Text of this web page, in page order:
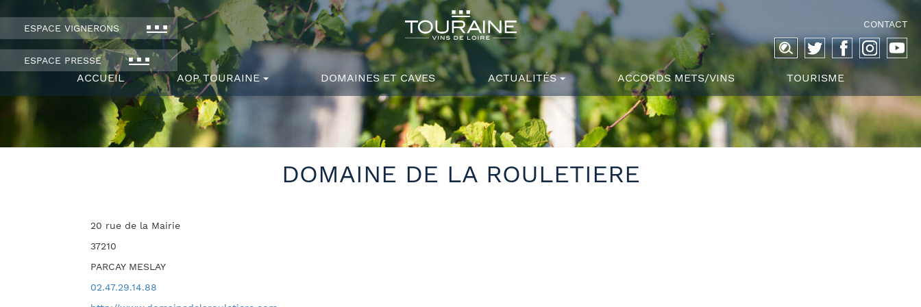
ESPACE VIGNERONS
ESPACE PRESSE
CONTACT
Recherche
pour :
ACCUEIL AOP TOURAINE DOMAINES ET CAVES ACTUALITÉS ACCORDS METS/VINS TOURISME
DOMAINE DE LA ROULETIERE
20 rue de la Mairie
37210
PARCAY MESLAY
02.47.29.14.88